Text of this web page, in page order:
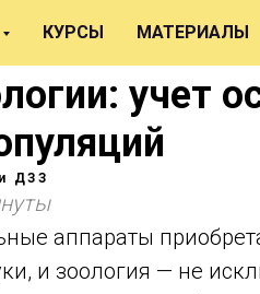
КУРСЫ МАТЕРИАЛЫ
учет
ДЗЗ
аппараты
и зоология — не